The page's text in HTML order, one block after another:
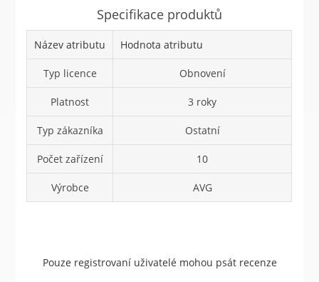
Specifikace produktů
Název atributu Hodnota atributu
Typ licence Obnovení
Platnost 3 roky
Typ zákazníka Ostatní
Počet zařízení 10
Výrobce AVG
Pouze registrovaní uživatelé mohou psát recenze